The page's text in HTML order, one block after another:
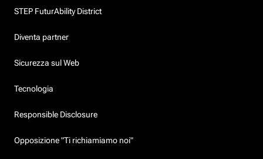
STEP FuturAbility District
Diventa partner
Sicurezza sul Web
Tecnologia
Responsible Disclosure
Opposizione "Ti richiamiamo noi"